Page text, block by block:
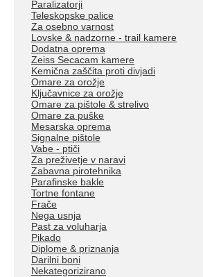
Paralizatorji
Teleskopske palice
Za osebno varnost
Lovske & nadzorne - trail kamere
Dodatna oprema
Zeiss Secacam kamere
Kemična zaščita proti divjadi
Omare za orožje
Ključavnice za orožje
Omare za pištole & strelivo
Omare za puške
Mesarska oprema
Signalne pištole
Vabe - ptiči
Za preživetje v naravi
Zabavna pirotehnika
Parafinske bakle
Tortne fontane
Frače
Nega usnja
Past za voluharja
Pikado
Diplome & priznanja
Darilni boni
Nekategorizirano